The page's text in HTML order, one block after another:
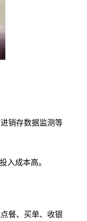
销存数据监测等
入成本高。
餐、买单、收银